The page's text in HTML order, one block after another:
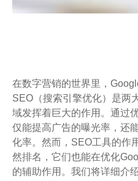
在数字营销的世界里，
SEO（搜索引擎优化）是两
域发挥着巨大的作用。通过
仅能提高广告的曝光率，还
化率。然而，SEO工具的作
然排名，它们也能在优化
的辅助作用。我们将详细介